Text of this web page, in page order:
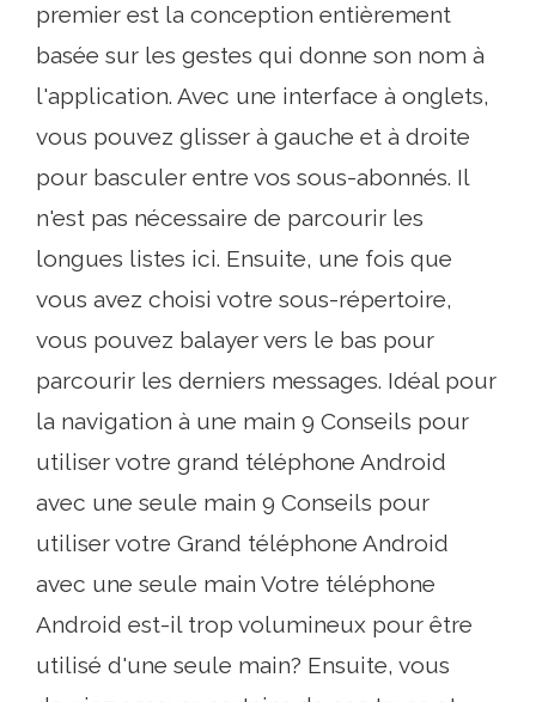
premier est la conception entièrement
basée sur les gestes qui donne son nom à
l'application. Avec une interface à onglets,
vous pouvez glisser à gauche et à droite
pour basculer entre vos sous-abonnés. Il
n'est pas nécessaire de parcourir les
longues listes ici. Ensuite, une fois que
vous avez choisi votre sous-répertoire,
vous pouvez balayer vers le bas pour
parcourir les derniers messages. Idéal pour
la navigation à une main 9 Conseils pour
utiliser votre grand téléphone Android
avec une seule main 9 Conseils pour
utiliser votre Grand téléphone Android
avec une seule main Votre téléphone
Android est-il trop volumineux pour être
utilisé d'une seule main? Ensuite, vous